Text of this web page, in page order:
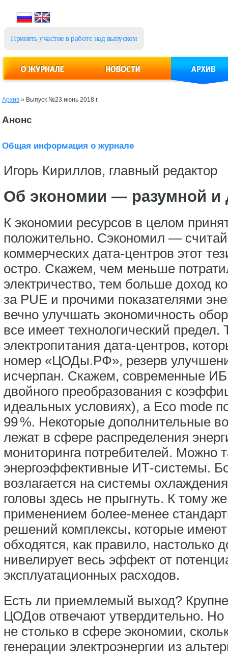
Принять участие в работе над выпуском
Архив » Выпуск №23 июнь 2018 г.
Анонс
Общая информация о журнале
Игорь Кириллов, главный редактор
Об экономии — разумной и
К экономии ресурсов в целом
положительно. Сэкономил —
коммерческих дата-центров этот
остро. Скажем, чем меньше
электричество, тем больше доход
за PUE и прочими показателями
вечно улучшать экономичность
все имеет технологический предел.
электропитания дата-центров,
номер «ЦОДы.РФ», резерв
исчерпан. Скажем, современные
двойного преобразования с
идеальных условиях), а Eco mode
99 %. Некоторые дополнительные
лежат в сфере распределения
мониторинга потребителей. Можно
энергоэффективные ИТ-системы.
возлагается на системы
головы здесь не прыгнуть. К тому
применением более-менее
решений комплексы, которые
обходятся, как правило, настолько
нивелирует весь эффект от
эксплуатационных расходов.
Есть ли приемлемый выход?
ЦОДов отвечают утвердительно.
не столько в сфере экономии,
генерации электроэнергии из